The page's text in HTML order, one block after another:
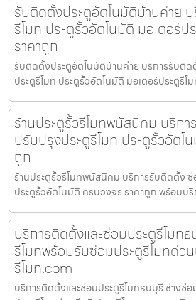
รับติดตั้งประตูอัตโนมัติบ้านค่าย
รีโมท ประตูรั้วอัตโนมัติ มอเตอร์ป
ราคาถูก
รับติดตั้งประตูอัตโนมัติบ้านค่าย บริการรับติด
ประตูรีโมท ประตูรั้วอัตโนมัติ มอเตอร์ประตูรีโ
ร้านประตูรั้วรีโมทพนัสนิคม บริก
ปรับปรุงประตูรีโมท ประตูรั้วอัตโ
ถูก
ร้านประตูรั้วรีโมทพนัสนิคม บริการรับติดตั้ง
ประตูรั้วอัตโนมัติ ครบวงจร ราคาถูก พร้อมบ
บริการติดตั้งและซ่อมประตูรีโมท
รีโมทพร้อมรับซ่อมประตูรีโมทด่ว
รีโมท.com
บริการติดตั้งและซ่อมประตูรีโมทธนบุรี ช่างซ่